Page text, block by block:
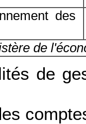
des
de
de